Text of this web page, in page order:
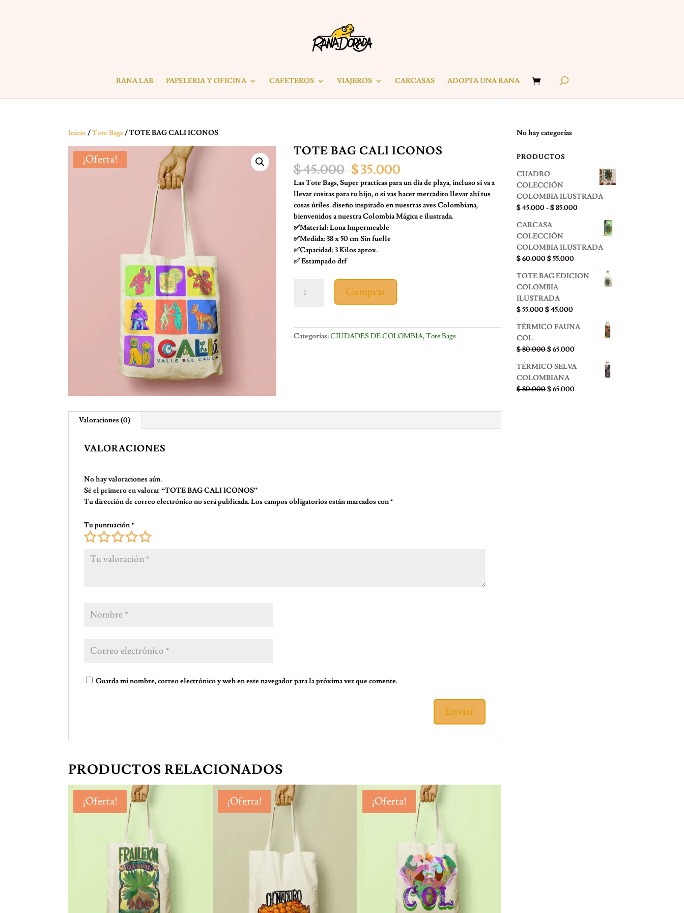
RANA LAB PAPELERIA Y OFICINA CAFETEROS VIAJEROS CARCASAS ADOPTA UNA RANA
Inicio/Tote Bags/ TOTE BAG CALI ICONOS
¡Oferta!
TOTE BAG CALI ICONOS
$45.000 El
precio
original
era:
$ 45.000.
$35.000El
precio
actual
es:
$ 35.000.
Las Tote Bags, Super practicas para un día de playa, incluso si va a
llevar cositas para tu hijo, o si vas hacer mercadito llevar ahí tus
cosas útiles. diseño inspirado en nuestras aves Colombiana,
bienvenidos a nuestra Colombia Mágica e ilustrada.
✅Material: Lona Impermeable
✅Medida: 38 x 50 cm Sin fuelle
✅Capacidad: 3 Kilos aprox.
✅ Estampado dtf
BAG
cantidad
Comprar
Categorías:CIUDADES DE COLOMBIA,Tote Bags
Valoraciones (0)
VALORACIONES
No hay valoraciones aún.
Sé el primero en valorar “TOTE BAG CALI ICONOS”
Tu dirección de correo electrónico no será publicada.Los campos obligatorios están marcados con*
Tu puntuación*
Guarda mi nombre, correo electrónico y web en este navegador para la próxima vez que comente.
PRODUCTOS RELACIONADOS
¡Oferta! ¡Oferta! ¡Oferta!
No hay categorías
PRODUCTOS
CUADRO
COLECCIÓN
COLOMBIA ILUSTRADA
$45.000-$85.000Rango
$ 45.000
$ 85.000
CARCASA
COLECCIÓN
COLOMBIA ILUSTRADA
$60.000El
original
era:
$ 60.000.
$55.000El
actual
TOTE BAG EDICION
COLOMBIA
ILUSTRADA
$55.000El
original
$ 55.000.
$45.000El
actual
$ 45.000.
TÉRMICO FAUNA
COL
$80.000El
original
era:
$ 80.000.
$65.000El
actual
TÉRMICO SELVA
COLOMBIANA
$80.000El
$65.000El